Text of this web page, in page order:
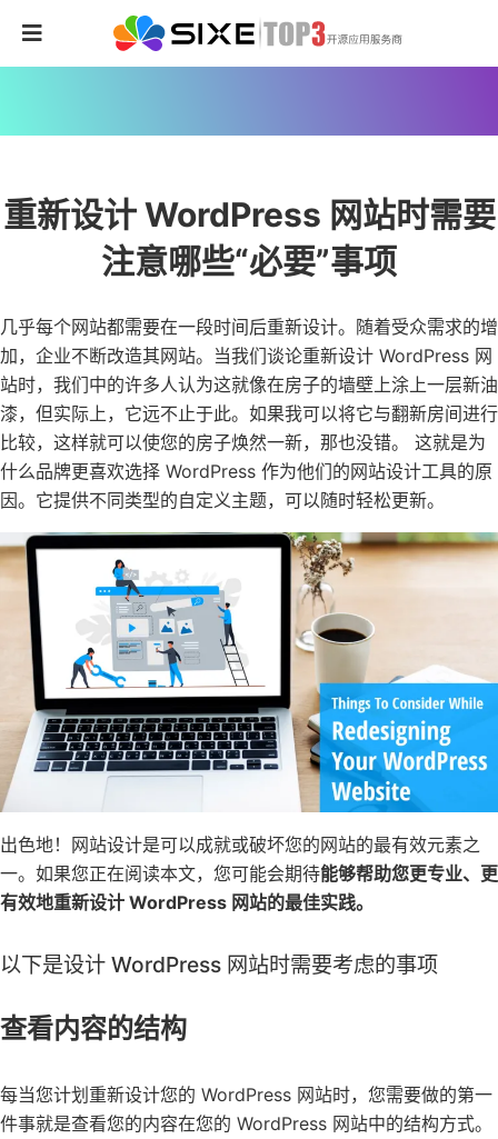
重新设计 WordPress 网站时需要
注意哪些“必要”事项
几乎每个网站都需要在一段时间后重新设计。随着受众需求的增
加，企业不断改造其网站。当我们谈论重新设计 WordPress 网
站时，我们中的许多人认为这就像在房子的墙壁上涂上一层新油
漆，但实际上，它远不止于此。如果我可以将它与翻新房间进行
比较，这样就可以使您的房子焕然一新，那也没错。 这就是为
什么品牌更喜欢选择 WordPress 作为他们的网站设计工具的原
因。它提供不同类型的自定义主题，可以随时轻松更新。
出色地！网站设计是可以成就或破坏您的网站的最有效元素之
一。如果您正在阅读本文，您可能会期待能够帮助您更专业、更
有效地重新设计 WordPress 网站的最佳实践。
以下是设计 WordPress 网站时需要考虑的事项
查看内容的结构
每当您计划重新设计您的 WordPress 网站时，您需要做的第一
件事就是查看您的内容在您的 WordPress 网站中的结构方式。